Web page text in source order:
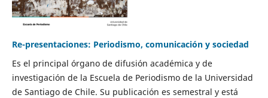
Re-presentaciones: Periodismo, comunicación y sociedad
Es el principal órgano de difusión académica y de
investigación de la Escuela de Periodismo de la Universidad
de Santiago de Chile. Su publicación es semestral y está